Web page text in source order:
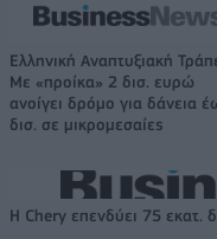
Ελληνική Αναπτυξιακή
Με «προίκα» 2 δισ. ευρώ
ανοίγει δρόμο για δάνεια
δισ. σε μικρομεσαίες
Η Chery επενδύει 75 εκατ.